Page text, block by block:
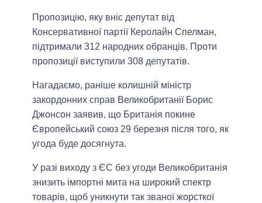
Пропозицію, яку вніс депутат від
Консервативної партії Керолайн Спелман,
підтримали 312 народних обранців. Проти
пропозиції виступили 308 депутатів.
Нагадаємо, раніше колишній міністр
закордонних справ Великобританії Борис
Джонсон заявив, що Британія покине
Європейський союз 29 березня після того, як
угода буде досягнута.
У разі виходу з ЄС без угоди Великобританія
знизить імпортні мита на широкий спектр
товарів, щоб уникнути так званої жорсткої